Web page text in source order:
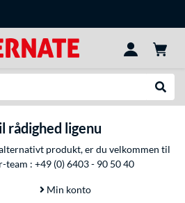
ligenu
produkt, er du velkommen til
team : +49 (0) 6403 - 90 50 40
Min konto